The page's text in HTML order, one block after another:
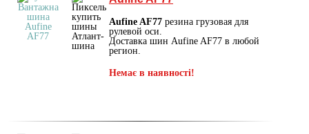
Aufine AF77 резина грузовая для
рулевой оси.
Доставка шин Aufine AF77 в любой
регион.
Немає в наявності!